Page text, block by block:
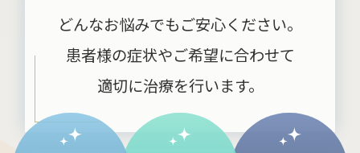
どんなお悩みでもご安心ください。
患者様の症状やご希望に合わせて
適切に治療を行います。